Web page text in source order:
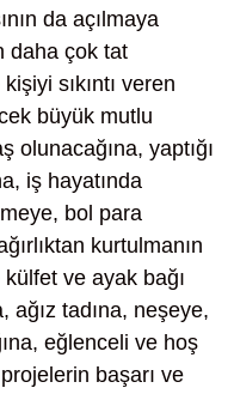
da açılmaya
daha çok tat
sıkıntı veren
büyük mutlu
olunacağına, yaptığı
iş hayatında
bol para
kurtulmanın
külfet ve ayak bağı
ağız tadına, neşeye,
eğlenceli ve hoş
başarı ve